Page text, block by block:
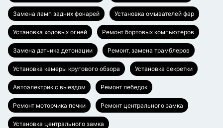
Замена ламп задних фонарей Установка омывателей фар
Установка ходовых огней Ремонт бортовых компьютеров
Замена датчика детонации Ремонт, замена трамблеров
Установка камеры кругового обзора Установка секретки
Автоэлектрик с выездом Ремонт лебедок
Ремонт моторчика печки Ремонт центрального замка
Установка центрального замка